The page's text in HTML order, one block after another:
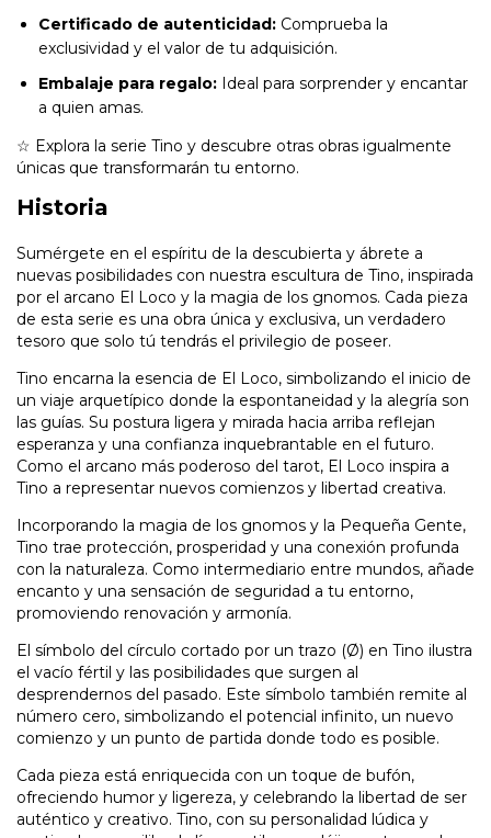
Certificado de autenticidad: Comprueba la
exclusividad y el valor de tu adquisición.
Embalaje para regalo: Ideal para sorprender y encantar
a quien amas.
☆ Explora la serie Tino y descubre otras obras igualmente
únicas que transformarán tu entorno.
Historia
Sumérgete en el espíritu de la descubierta y ábrete a
nuevas posibilidades con nuestra escultura de Tino, inspirada
por el arcano El Loco y la magia de los gnomos. Cada pieza
de esta serie es una obra única y exclusiva, un verdadero
tesoro que solo tú tendrás el privilegio de poseer.
Tino encarna la esencia de El Loco, simbolizando el inicio de
un viaje arquetípico donde la espontaneidad y la alegría son
las guías. Su postura ligera y mirada hacia arriba reflejan
esperanza y una confianza inquebrantable en el futuro.
Como el arcano más poderoso del tarot, El Loco inspira a
Tino a representar nuevos comienzos y libertad creativa.
Incorporando la magia de los gnomos y la Pequeña Gente,
Tino trae protección, prosperidad y una conexión profunda
con la naturaleza. Como intermediario entre mundos, añade
encanto y una sensación de seguridad a tu entorno,
promoviendo renovación y armonía.
El símbolo del círculo cortado por un trazo (Ø) en Tino ilustra
el vacío fértil y las posibilidades que surgen al
desprendernos del pasado. Este símbolo también remite al
número cero, simbolizando el potencial infinito, un nuevo
comienzo y un punto de partida donde todo es posible.
Cada pieza está enriquecida con un toque de bufón,
ofreciendo humor y ligereza, y celebrando la libertad de ser
auténtico y creativo. Tino, con su personalidad lúdica y